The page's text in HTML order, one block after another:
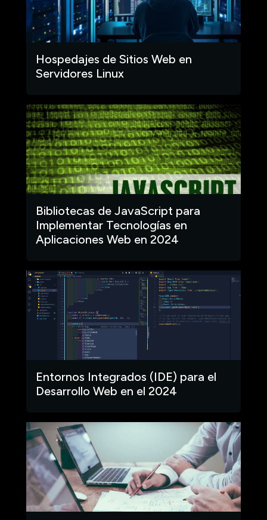
Hospedajes de Sitios Web en
Servidores Linux
Bibliotecas de JavaScript para
Implementar Tecnologías en
Aplicaciones Web en 2024
Entornos Integrados (IDE) para el
Desarrollo Web en el 2024